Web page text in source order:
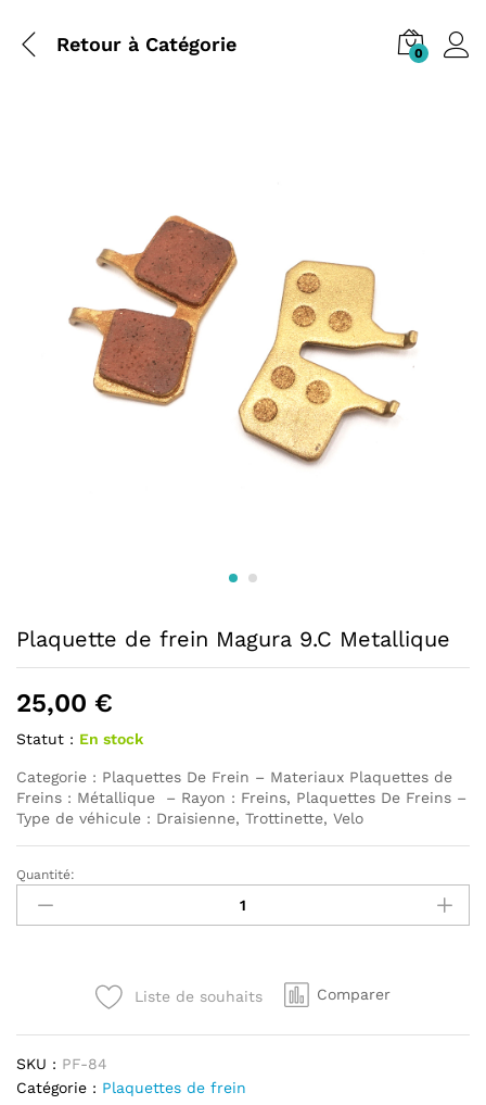
Retour à Catégorie 0
Plaquette de frein Magura 9.C Metallique
25,00 €
Statut : En stock
Categorie : Plaquettes De Frein – Materiaux Plaquettes de
Freins : Métallique – Rayon : Freins, Plaquettes De Freins –
Type de véhicule : Draisienne, Trottinette, Velo
Plaquette
frein
Quantité:
Liste de souhaits Comparer
SKU : PF-84
Catégorie : Plaquettes de frein